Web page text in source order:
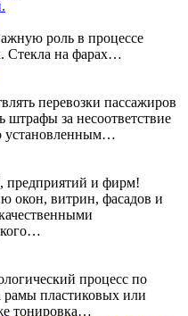
роль в процессе
Стекла на фарах…
перевозки пассажиров
штрафы за несоответствие
установленным…
предприятий и фирм!
окон, витрин, фасадов и
процесс по
пластиковых или
тонировка…